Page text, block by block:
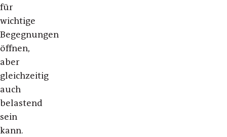
für
wichtige
Begegnungen
öffnen,
aber
gleichzeitig
auch
belastend
sein
kann.